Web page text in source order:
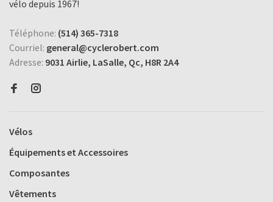
vélo depuis 1967!
Téléphone: (514) 365-7318
Courriel: general@cyclerobert.com
Adresse: 9031 Airlie, LaSalle, Qc, H8R 2A4
Vélos
Équipements et Accessoires
Composantes
Vêtements